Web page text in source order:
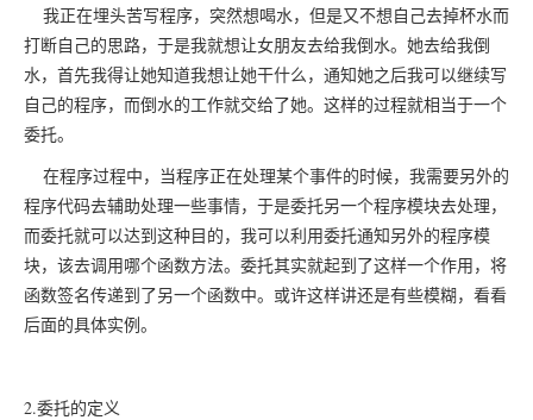
我正在埋头苦写程序，突然想喝水，但是又不想自己去掉杯水而
打断自己的思路，于是我就想让女朋友去给我倒水。她去给我倒
水，首先我得让她知道我想让她干什么，通知她之后我可以继续写
自己的程序，而倒水的工作就交给了她。这样的过程就相当于一个
委托。
在程序过程中，当程序正在处理某个事件的时候，我需要另外的
程序代码去辅助处理一些事情，于是委托另一个程序模块去处理，
而委托就可以达到这种目的，我可以利用委托通知另外的程序模
块，该去调用哪个函数方法。委托其实就起到了这样一个作用，将
函数签名传递到了另一个函数中。或许这样讲还是有些模糊，看看
后面的具体实例。
2.委托的定义